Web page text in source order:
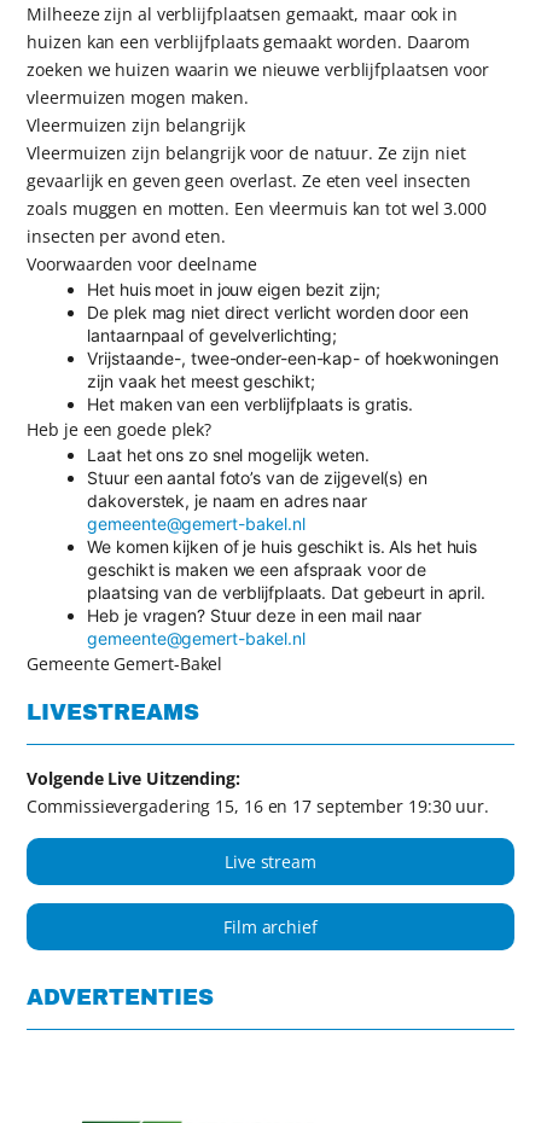
Milheeze zijn al verblijfplaatsen gemaakt, maar ook in
huizen kan een verblijfplaats gemaakt worden. Daarom
zoeken we huizen waarin we nieuwe verblijfplaatsen voor
vleermuizen mogen maken.
Vleermuizen zijn belangrijk
Vleermuizen zijn belangrijk voor de natuur. Ze zijn niet
gevaarlijk en geven geen overlast. Ze eten veel insecten
zoals muggen en motten. Een vleermuis kan tot wel 3.000
insecten per avond eten.
Voorwaarden voor deelname
Het huis moet in jouw eigen bezit zijn;
De plek mag niet direct verlicht worden door een
lantaarnpaal of gevelverlichting;
Vrijstaande-, twee-onder-een-kap- of hoekwoningen
zijn vaak het meest geschikt;
Het maken van een verblijfplaats is gratis.
Heb je een goede plek?
Laat het ons zo snel mogelijk weten.
Stuur een aantal foto’s van de zijgevel(s) en
dakoverstek, je naam en adres naar
gemeente@gemert-bakel.nl
We komen kijken of je huis geschikt is. Als het huis
geschikt is maken we een afspraak voor de
plaatsing van de verblijfplaats. Dat gebeurt in april.
Heb je vragen? Stuur deze in een mail naar
gemeente@gemert-bakel.nl
Gemeente Gemert-Bakel
LIVESTREAMS
Volgende Live Uitzending:
Commissievergadering 15, 16 en 17 september 19:30 uur.
Live stream
Film archief
ADVERTENTIES